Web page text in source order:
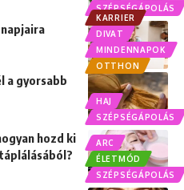
SZÉPSÉGÁPOLÁS
KARRIER
DIVAT
MINDENNAPOK
OTTHON
HAJ
SZÉPSÉGÁPOLÁS
a gyorsabb
ARC
ÉLETMÓD
SZÉPSÉGÁPOLÁS
hozd ki